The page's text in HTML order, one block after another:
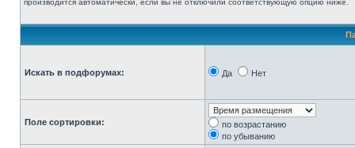
производится автоматически, если вы не отключили соответствующую опцию ниже.
Искать в подфорумах: Да Нет
Поле сортировки:
по возрастанию
по убыванию